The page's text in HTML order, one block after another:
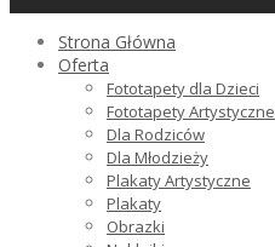
Strona Główna
Oferta
Fototapety dla Dzieci
Fototapety Artystyczne
Dla Rodziców
Dla Młodzieży
Plakaty Artystyczne
Plakaty
Obrazki